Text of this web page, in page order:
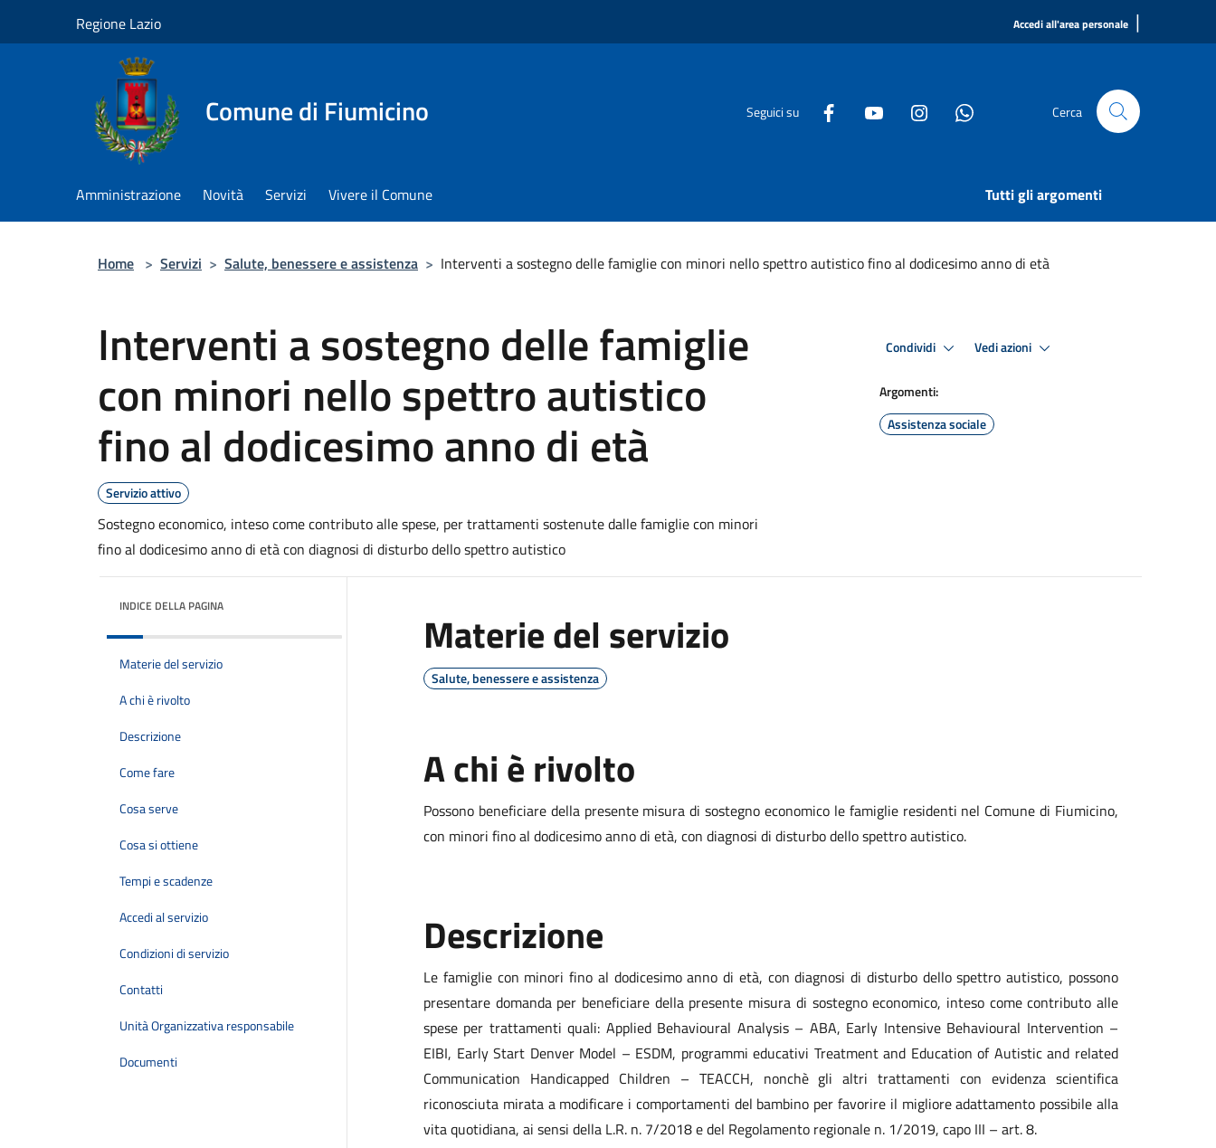
Regione Lazio Accedi all'area personale |
Comune di Fiumicino Seguici su Cerca
Amministrazione Novità Servizi Vivere il Comune Tutti gli argomenti
Home > Servizi > Salute, benessere e assistenza > Interventi a sostegno delle famiglie con minori nello spettro autistico fino al dodicesimo anno di età
Interventi a sostegno delle famiglie
con minori nello spettro autistico
fino al dodicesimo anno di età
Servizio attivo
Sostegno economico, inteso come contributo alle spese, per trattamenti sostenute dalle famiglie con minori
fino al dodicesimo anno di età con diagnosi di disturbo dello spettro autistico
Condividi Vedi azioni
Argomenti:
Assistenza sociale
INDICE DELLA PAGINA
Materie del servizio
A chi è rivolto
Descrizione
Come fare
Cosa serve
Cosa si ottiene
Tempi e scadenze
Accedi al servizio
Condizioni di servizio
Contatti
Unità Organizzativa responsabile
Documenti
Materie del servizio
Salute, benessere e assistenza
A chi è rivolto
Possono beneficiare della presente misura di sostegno economico le famiglie residenti nel Comune di Fiumicino,
con minori fino al dodicesimo anno di età, con diagnosi di disturbo dello spettro autistico.
Descrizione
Le famiglie con minori fino al dodicesimo anno di età, con diagnosi di disturbo dello spettro autistico, possono
presentare domanda per beneficiare della presente misura di sostegno economico, inteso come contributo alle
spese per trattamenti quali: Applied Behavioural Analysis – ABA, Early Intensive Behavioural Intervention –
EIBI, Early Start Denver Model – ESDM, programmi educativi Treatment and Education of Autistic and related
Communication Handicapped Children – TEACCH, nonchè gli altri trattamenti con evidenza scientifica
riconosciuta mirata a modificare i comportamenti del bambino per favorire il migliore adattamento possibile alla
vita quotidiana, ai sensi della L.R. n. 7/2018 e del Regolamento regionale n. 1/2019, capo III – art. 8.